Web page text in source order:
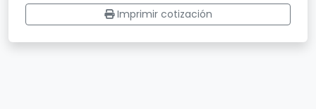
Imprimir cotización